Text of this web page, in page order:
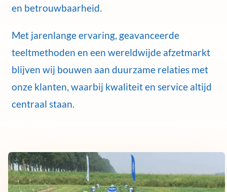
en betrouwbaarheid.
Met jarenlange ervaring, geavanceerde
teeltmethoden en een wereldwijde afzetmarkt
blijven wij bouwen aan duurzame relaties met
onze klanten, waarbij kwaliteit en service altijd
centraal staan.